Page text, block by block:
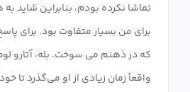
تماشا نکرده بودم، بنابراین شاید
برای من بسیار متفاوت بود. برای
که در ذهنم می سوخت. بله، آتارو
واقعاً زمان زیادی از او می‌گذرد تا